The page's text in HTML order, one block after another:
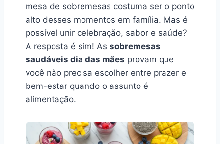
mesa de sobremesas costuma ser o ponto
alto desses momentos em família. Mas é
possível unir celebração, sabor e saúde?
A resposta é sim! As sobremesas
saudáveis dia das mães provam que
você não precisa escolher entre prazer e
bem-estar quando o assunto é
alimentação.